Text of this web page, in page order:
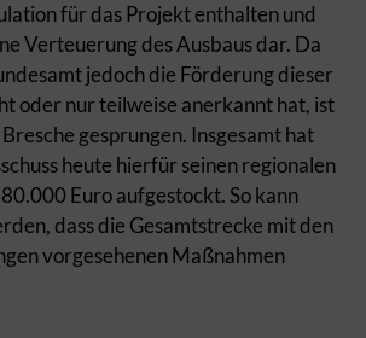
für das Projekt enthalten und
Verteuerung des Ausbaus dar. Da
jedoch die Förderung dieser
oder nur teilweise anerkannt hat, ist
gesprungen. Insgesamt hat
heute hierfür seinen regionalen
Euro aufgestockt. So kann
dass die Gesamtstrecke mit den
vorgesehenen Maßnahmen